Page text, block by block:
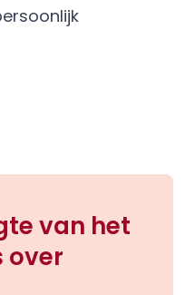
van het
over